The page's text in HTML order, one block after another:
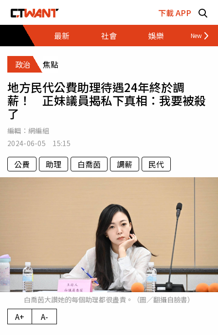
下載 APP
最新
社會 娛樂 財經
政治 焦點
地方民代公費助理待遇24年終於調
薪！ 正妹議員揭私下真相：我要被殺
了
編輯： 網編組
2024-06-05 15:15
公費 助理 白喬茵 調薪 民代
白喬茵大讚她的每個助理都很盡責。（圖／翻攝自臉書）
A+ A-